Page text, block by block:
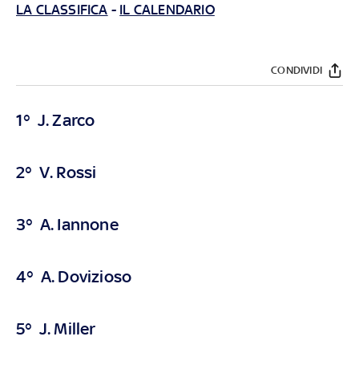
LA CLASSIFICA - IL CALENDARIO
CONDIVIDI
1° J. Zarco
2° V. Rossi
3° A. Iannone
4° A. Dovizioso
5° J. Miller